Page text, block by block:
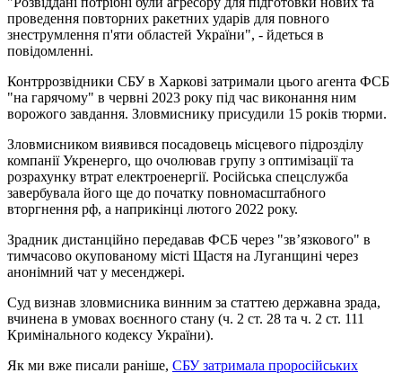
проведення повторних ракетних ударів для повного
знеструмлення п'яти областей України", - йдеться в
повідомленні.
Контррозвідники СБУ в Харкові затримали цього агента ФСБ
"на гарячому" в червні 2023 року під час виконання ним
ворожого завдання. Зловмиснику присудили 15 років тюрми.
Зловмисником виявився посадовець місцевого підрозділу
компанії Укренерго, що очолював групу з оптимізації та
розрахунку втрат електроенергії. Російська спецслужба
завербувала його ще до початку повномасштабного
вторгнення рф, а наприкінці лютого 2022 року.
Зрадник дистанційно передавав ФСБ через "зв’язкового" в
тимчасово окупованому місті Щастя на Луганщині через
анонімний чат у месенджері.
Суд визнав зловмисника винним за статтею державна зрада,
вчинена в умовах воєнного стану (ч. 2 ст. 28 та ч. 2 ст. 111
Кримінального кодексу України).
Як ми вже писали раніше, СБУ затримала проросійських